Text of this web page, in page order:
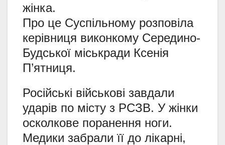
жінка.
Про це Суспільному розповіла
керівниця виконкому Середино-
Будської міськради Ксенія
П’ятниця.
Російські військові завдали
ударів по місту з РСЗВ. У жінки
осколкове поранення ноги.
Медики забрали її до лікарні,